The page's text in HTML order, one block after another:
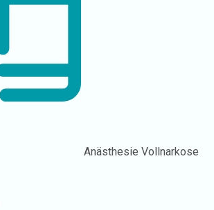
AnästhesieVollnarkose